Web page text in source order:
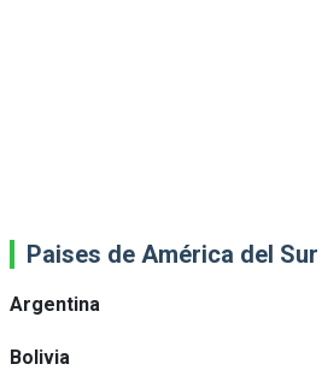
Paises de América del Sur
Argentina
Bolivia